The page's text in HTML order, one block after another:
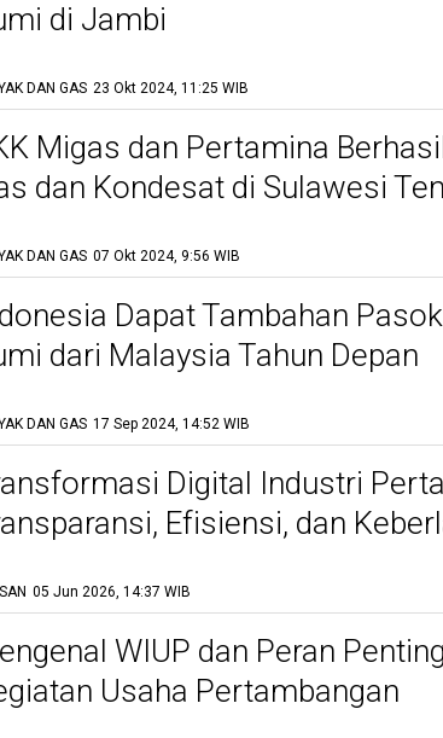
di Jambi
DAN GAS 23 Okt 2024, 11:25 WIB
Migas dan Pertamina
dan Kondesat di Sulawesi
DAN GAS 07 Okt 2024, 9:56 WIB
Dapat Tambahan
dari Malaysia Tahun Depan
DAN GAS 17 Sep 2024, 14:52 WIB
Digital Industri
Efisiensi, dan
05 Jun 2026, 14:37 WIB
WIUP dan Peran
Usaha Pertambangan